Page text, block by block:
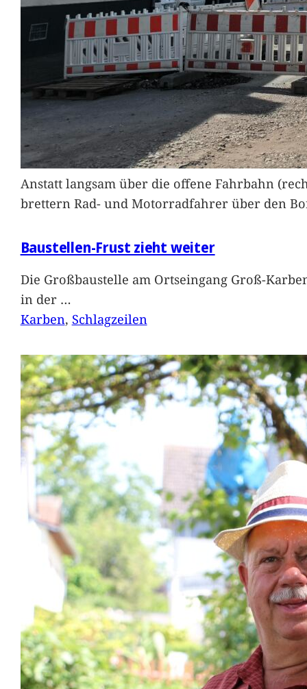
Anstatt langsam über die offene Fahrbahn
brettern Rad- und Motorradfahrer über den
Baustellen-Frust zieht weiter
Die Großbaustelle am Ortseingang Groß-
in der …
Karben, Schlagzeilen